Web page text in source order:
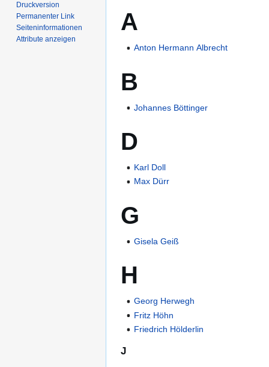
A
Anton Hermann Albrecht
B
Johannes Böttinger
D
Karl Doll
Max Dürr
G
Gisela Geiß
H
Georg Herwegh
Fritz Höhn
Friedrich Hölderlin
J
Druckversion
Permanenter Link
Seiten­­informationen
Attribute anzeigen